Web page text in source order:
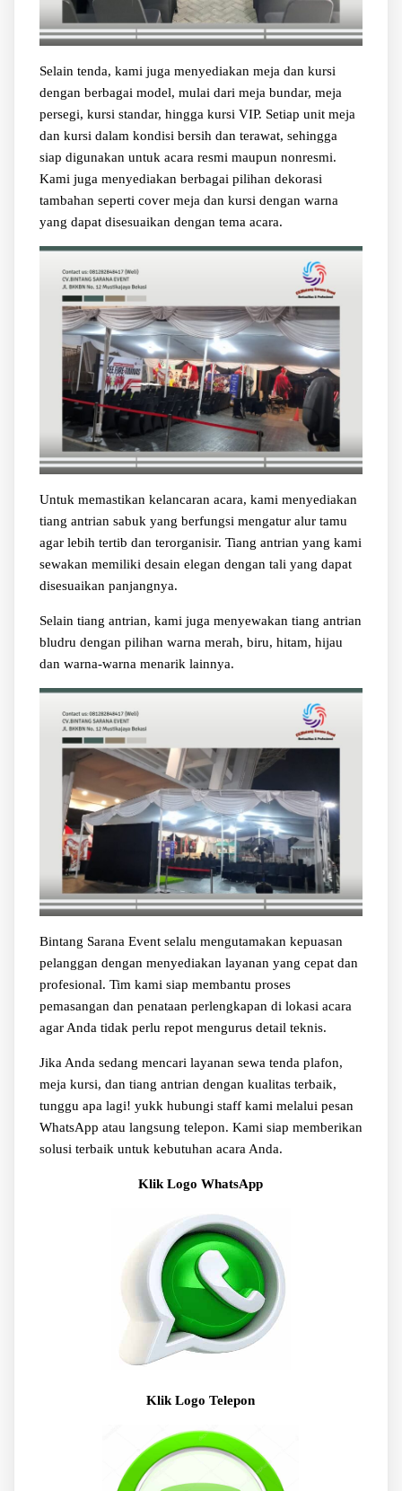
Selain tenda, kami juga menyediakan meja dan kursi
dengan berbagai model, mulai dari meja bundar, meja
persegi, kursi standar, hingga kursi VIP. Setiap unit meja
dan kursi dalam kondisi bersih dan terawat, sehingga
siap digunakan untuk acara resmi maupun nonresmi.
Kami juga menyediakan berbagai pilihan dekorasi
tambahan seperti cover meja dan kursi dengan warna
yang dapat disesuaikan dengan tema acara.
Untuk memastikan kelancaran acara, kami menyediakan
tiang antrian sabuk yang berfungsi mengatur alur tamu
agar lebih tertib dan terorganisir. Tiang antrian yang kami
sewakan memiliki desain elegan dengan tali yang dapat
disesuaikan panjangnya.
Selain tiang antrian, kami juga menyewakan tiang antrian
bludru dengan pilihan warna merah, biru, hitam, hijau
dan warna-warna menarik lainnya.
Bintang Sarana Event selalu mengutamakan kepuasan
pelanggan dengan menyediakan layanan yang cepat dan
profesional. Tim kami siap membantu proses
pemasangan dan penataan perlengkapan di lokasi acara
agar Anda tidak perlu repot mengurus detail teknis.
Jika Anda sedang mencari layanan sewa tenda plafon,
meja kursi, dan tiang antrian dengan kualitas terbaik,
tunggu apa lagi! yukk hubungi staff kami melalui pesan
WhatsApp atau langsung telepon. Kami siap memberikan
solusi terbaik untuk kebutuhan acara Anda.
Klik Logo WhatsApp
Klik Logo Telepon